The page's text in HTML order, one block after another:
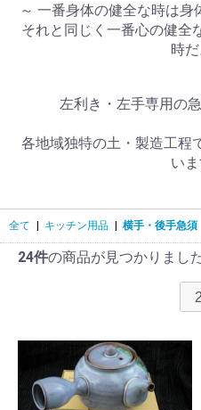
～ 一番身体の健全な時は身
それと同じく一番心の健全
時
左利き・左手専用の
各地域独特の土・製造工程
いま
全て キッチン用品 横手・後手急須
24件の商品が見つかりまし